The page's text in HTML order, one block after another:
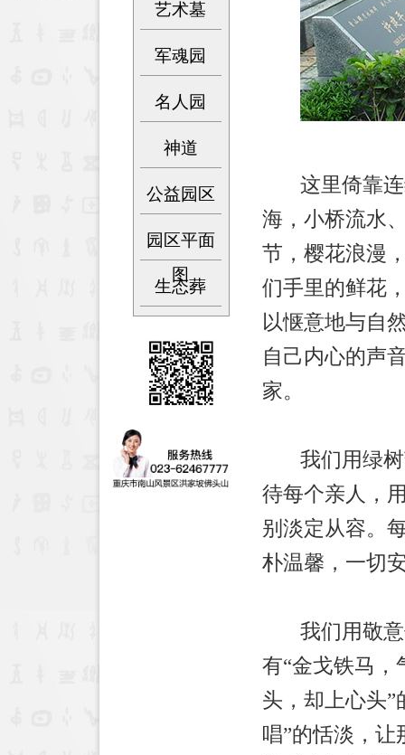
艺术墓
军魂园
名人园
神道
公益园区
园区平面
图
生态葬
这里倚靠连
海，小桥流水
节，樱花浪漫
们手里的鲜花
以惬意地与自
自己内心的声
家。
我们用绿树
待每个亲人，
别淡定从容。
朴温馨，一切
我们用敬意
有“金戈铁马，
头，却上心头”
唱”的恬淡，